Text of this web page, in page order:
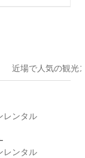
近場で人気の観光
レンタル
レンタル